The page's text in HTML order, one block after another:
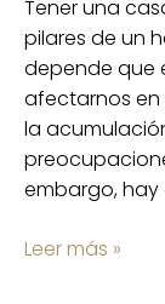
Tener una
pilares de un
depende que
afectarnos en
la
embargo, hay
Leer más »